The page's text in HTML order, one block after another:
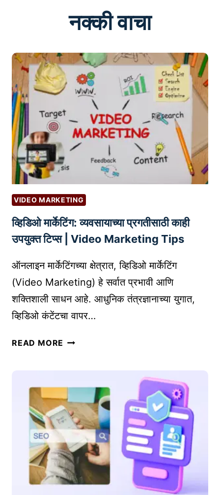
नक्की वाचा
VIDEO MARKETING
व्हिडिओ मार्केटिंग: व्यवसायाच्या प्रगतीसाठी काही
उपयुक्त टिप्स | Video Marketing Tips
ऑनलाइन मार्केटिंगच्या क्षेत्रात, व्हिडिओ मार्केटिंग
(Video Marketing) हे सर्वात प्रभावी आणि
शक्तिशाली साधन आहे. आधुनिक तंत्रज्ञानाच्या युगात,
व्हिडिओ कंटेंटचा वापर…
READ MORE व्हि
र्के
टिं
ग
व्य
व
सा
या